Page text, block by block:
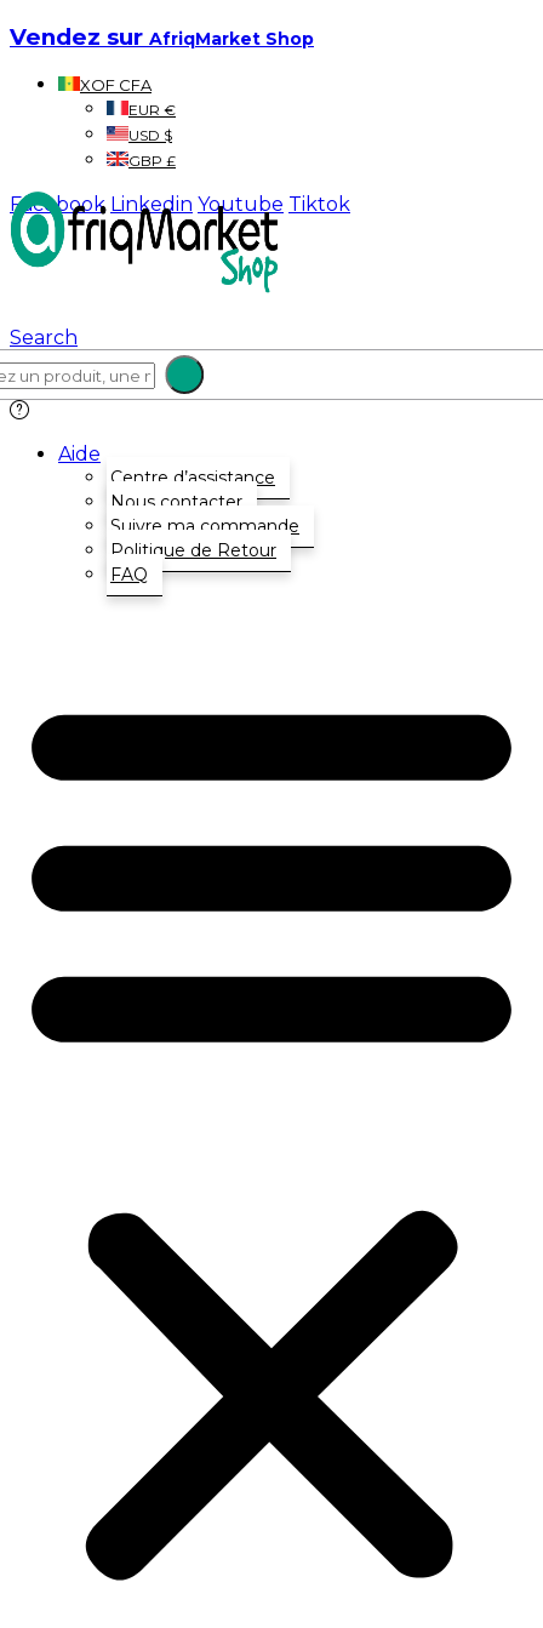
Vendez sur AfriqMarket Shop
XOF CFA
EUR €
USD $
GBP £
Facebook Linkedin Youtube Tiktok
Search
Aide
Centre d’assistance
Nous contacter
Suivre ma commande
Politique de Retour
FAQ